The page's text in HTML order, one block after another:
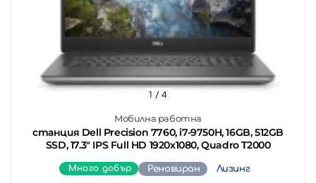
Мобилна работна
станция Dell Precision 7760, i7-9750H, 16GB, 512GB
SSD, 17.3" IPS Full HD 1920x1080, Quadro T2000
1 / 4
Много добър Реновиран Лизинг